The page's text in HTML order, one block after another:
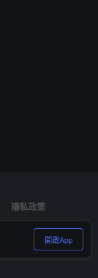
隱私政策
開啟App